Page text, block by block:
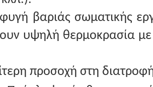
βαριάς σωματικής
υψηλή θερμοκρασία
προσοχή στη